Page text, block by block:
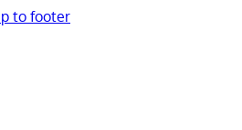
to footer